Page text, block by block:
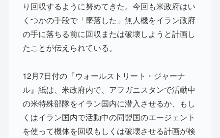
り回収するように努めてきた。今回も米政府はい
くつかの手段で「墜落した」無人機をイラン政府
の手に落ちる前に回収または破壊しようと計画し
たことが伝えられている。
12月7日付の『ウォールストリート・ジャーナ
ル』紙は、米政府内で、アフガニスタンで活動中
の米特殊部隊をイラン国内に潜入させるか、もし
くはイラン国内で活動中の同盟国のエージェント
を使って機体を回収もしくは破壊させる計画が検